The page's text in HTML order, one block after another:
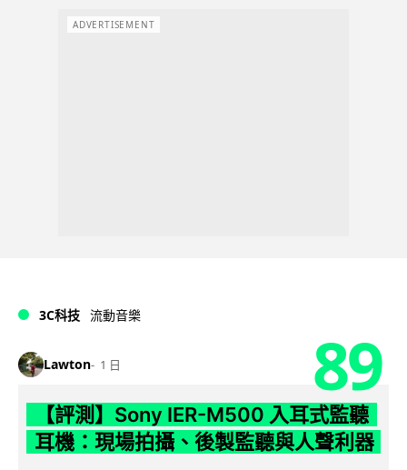
ADVERTISEMENT
3C科技 流動音樂
Lawton 1 日 89
【評測】Sony IER-M500 入耳式監聽
耳機：現場拍攝、後製監聽與人聲利器